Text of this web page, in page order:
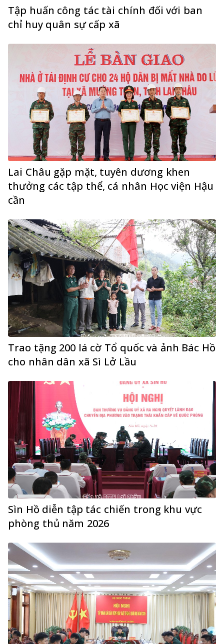
Tập huấn công tác tài chính đối với ban
chỉ huy quân sự cấp xã
Lai Châu gặp mặt, tuyên dương khen
thưởng các tập thể, cá nhân Học viện Hậu
cần
Trao tặng 200 lá cờ Tổ quốc và ảnh Bác Hồ
cho nhân dân xã Sì Lở Lầu
Sìn Hồ diễn tập tác chiến trong khu vực
phòng thủ năm 2026